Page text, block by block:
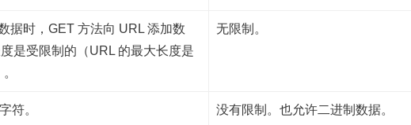
据时，GET 方法向 URL 添加数
是受限制的（URL 的最大长度是
无限制。
符。 没有限制。也允许二进制数据。